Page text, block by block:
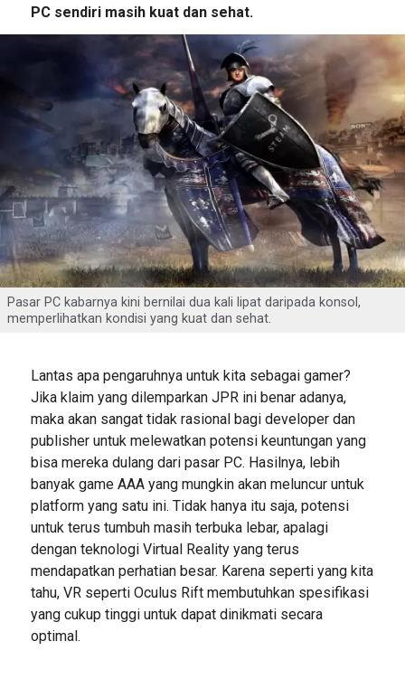
PC sendiri masih kuat dan sehat.
Pasar PC kabarnya kini bernilai dua kali lipat daripada konsol,
memperlihatkan kondisi yang kuat dan sehat.
Lantas apa pengaruhnya untuk kita sebagai gamer?
Jika klaim yang dilemparkan JPR ini benar adanya,
maka akan sangat tidak rasional bagi developer dan
publisher untuk melewatkan potensi keuntungan yang
bisa mereka dulang dari pasar PC. Hasilnya, lebih
banyak game AAA yang mungkin akan meluncur untuk
platform yang satu ini. Tidak hanya itu saja, potensi
untuk terus tumbuh masih terbuka lebar, apalagi
dengan teknologi Virtual Reality yang terus
mendapatkan perhatian besar. Karena seperti yang kita
tahu, VR seperti Oculus Rift membutuhkan spesifikasi
yang cukup tinggi untuk dapat dinikmati secara
optimal.